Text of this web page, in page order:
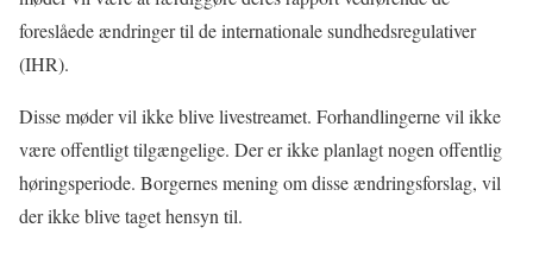
foreslåede ændringer til de internationale sundhedsregulativer
(IHR).
Disse møder vil ikke blive livestreamet. Forhandlingerne vil ikke
være offentligt tilgængelige. Der er ikke planlagt nogen offentlig
høringsperiode. Borgernes mening om disse ændringsforslag, vil
der ikke blive taget hensyn til.